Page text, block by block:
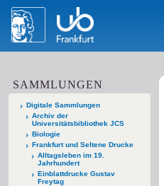
SAMMLUNGEN
Digitale Sammlungen
Archiv der
Universitätsbibliothek JCS
Biologie
Frankfurt und Seltene Drucke
Alltagsleben im 19.
Jahrhundert
Einblattdrucke Gustav
Freytag